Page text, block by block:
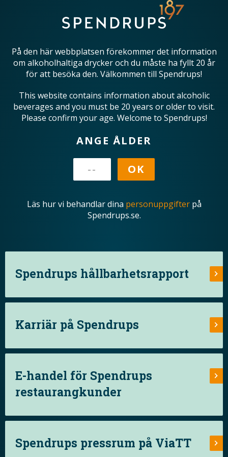
På den här webbplatsen förekommer det information
om alkoholhaltiga drycker och du måste ha fyllt 20 år
för att besöka den. Välkommen till Spendrups!
This website contains information about alcoholic
beverages and you must be 20 years or older to visit.
Please confirm your age. Welcome to Spendrups!
ANGE ÅLDER
Läs hur vi behandlar dina personuppgifterpå
Spendrups.se.
Spendrups hållbarhetsrapport
Karriär på Spendrups
E-handel för Spendrups
restaurangkunder
Spendrups pressrum på ViaTT